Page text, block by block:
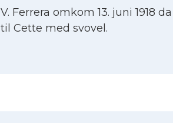
V. Ferrera omkom 13. juni 1918
til Cette med svovel.